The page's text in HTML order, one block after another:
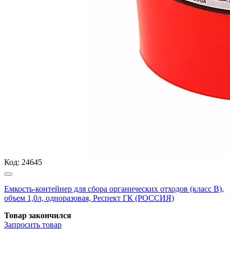
Код: 24645
Емкость-контейнер для сбора органических отходов (класс В),
объем 1,0л, одноразовая, Респект ГК (РОССИЯ)
Товар закончился
Запросить товар